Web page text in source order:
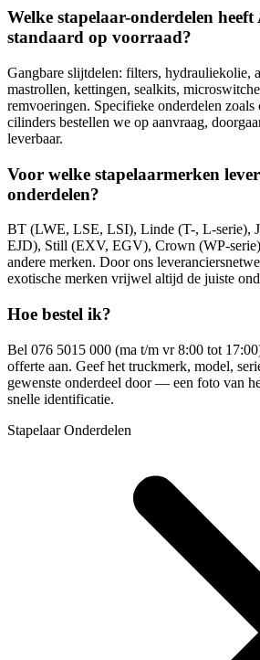
Welke stapelaar-onderdelen
standaard op voorraad?
Gangbare slijtdelen: filters, hydrauliekolie,
mastrollen, kettingen, sealkits,
remvoeringen. Specifieke onderdelen zoals
cilinders bestellen we op aanvraag,
leverbaar.
Voor welke stapelaarmerken
onderdelen?
BT (LWE, LSE, LSI), Linde (T-, L-serie),
EJD), Still (EXV, EGV), Crown (WP-
andere merken. Door ons
exotische merken vrijwel altijd de juiste
Hoe bestel ik?
Bel 076 5015 000 (ma t/m vr 8:00 tot
offerte aan. Geef het truckmerk, model,
gewenste onderdeel door — een foto van
snelle identificatie.
Stapelaar Onderdelen